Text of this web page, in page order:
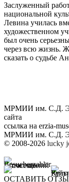
Заслуженный
национальной
Левина училась
художественном
был очень
через всю жизнь.
сказать о судьбе
МРМИИ им. С.Д.
сайта
ссылка на erzia-
МРМИИ им. С.Д.
© 2008-2026 lucky
ОСТАВИТЬ